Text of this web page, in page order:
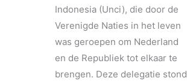
Indonesia (Unci), die door de
Verenigde Naties in het leven
was geroepen om Nederland
en de Republiek tot elkaar te
brengen. Deze delegatie stond